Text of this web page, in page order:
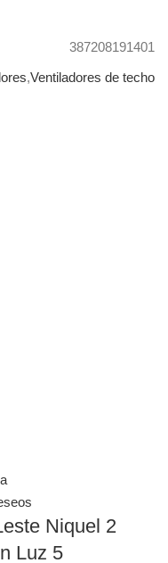
387208191401
,Ventiladores de techo
Niquel 2
Luz 5